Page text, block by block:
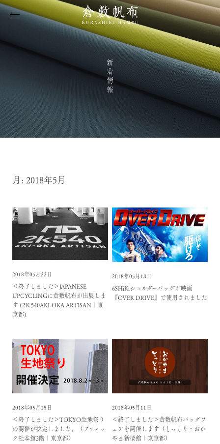
新着情報
月: 2018年5月
2018年05月22日
＜終了しました＞JAPANESE
UPCYCLINGに倉敷帆布が出展しま
す (2Ｋ540AKI-OKA ARTISAN│東
京都)
2018年05月18日
6SHiKiショルダーバッグが映画
『OVER DRIVE』で使用されました
2018年05月15日
＜終了しました＞TOKYO生地祭り
の開催が決定しました。（ブティッ
ク社本館2階｜東京都）
2018年05月11日
＜終了しました＞倉敷帆布バッグフ
ェアを開催します（とっとり・おか
やま新橋館｜東京都）